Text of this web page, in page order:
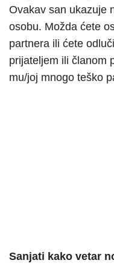
Ovakav san ukazuje
osobu. Možda ćete
partnera ili ćete
prijateljem ili članom
mu/joj mnogo teško
Sanjati kako vetar